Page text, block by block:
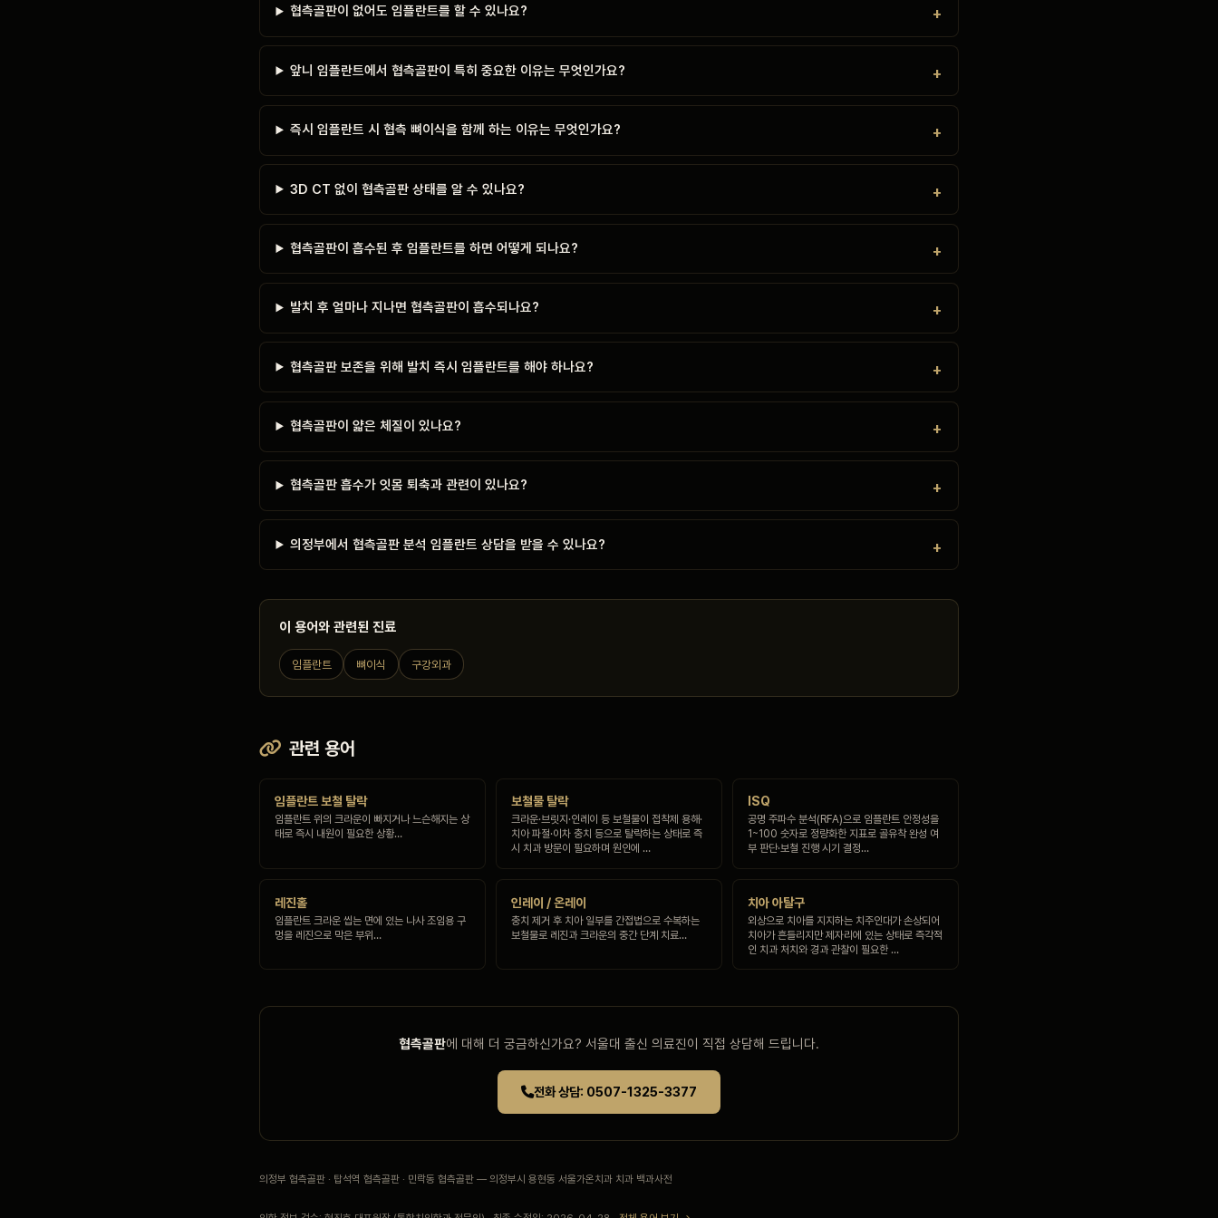
협측골판이 없어도 임플란트를 할 수 있나요?
앞니 임플란트에서 협측골판이 특히 중요한 이유는 무엇인가요?
즉시 임플란트 시 협측 뼈이식을 함께 하는 이유는 무엇인가요?
3D CT 없이 협측골판 상태를 알 수 있나요?
협측골판이 흡수된 후 임플란트를 하면 어떻게 되나요?
발치 후 얼마나 지나면 협측골판이 흡수되나요?
협측골판 보존을 위해 발치 즉시 임플란트를 해야 하나요?
협측골판이 얇은 체질이 있나요?
협측골판 흡수가 잇몸 퇴축과 관련이 있나요?
의정부에서 협측골판 분석 임플란트 상담을 받을 수 있나요?
이 용어와 관련된 진료
임플란트 뼈이식 구강외과
관련 용어
임플란트 보철 탈락
임플란트 위의 크라운이 빠지거나 느슨해지는 상
태로 즉시 내원이 필요한 상황…
보철물 탈락
크라운·브릿지·인레이 등 보철물이 접착제 용해·
치아 파절·이차 충치 등으로 탈락하는 상태로 즉
시 치과 방문이 필요하며 원인에 …
ISQ
공명 주파수 분석(RFA)으로 임플란트 안정성을
1~100 숫자로 정량화한 지표로 골유착 완성 여
부 판단·보철 진행 시기 결정…
레진홀
임플란트 크라운 씹는 면에 있는 나사 조임용 구
멍을 레진으로 막은 부위…
인레이 / 온레이
충치 제거 후 치아 일부를 간접법으로 수복하는
보철물로 레진과 크라운의 중간 단계 치료…
치아 아탈구
외상으로 치아를 지지하는 치주인대가 손상되어
치아가 흔들리지만 제자리에 있는 상태로 즉각적
인 치과 처치와 경과 관찰이 필요한 …
협측골판에 대해 더 궁금하신가요? 서울대 출신 의료진이 직접 상담해 드립니다.
전화 상담: 0507-1325-3377
의정부 협측골판 · 탑석역 협측골판 · 민락동 협측골판 — 의정부시 용현동 서울가온치과 치과 백과사전